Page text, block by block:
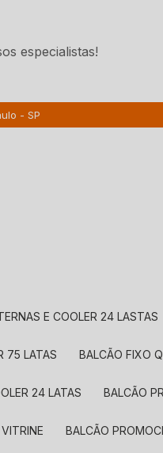
especialistas!
- SP
E COOLER 24 LASTAS
75 LATAS BALCÃO FIXO
24 LATAS BALCÃO
BALCÃO